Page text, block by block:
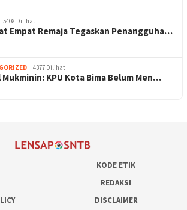
5408 Dilihat
Empat Remaja Tegaskan Penangguha…
4377 Dilihat
KPU Kota Bima Belum Men…
KODE ETIK
REDAKSI
DISCLAIMER